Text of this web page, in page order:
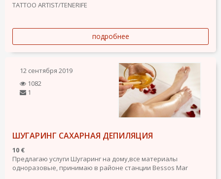
TATTOO ARTIST/TENERIFE
подробнее
12 сентября 2019
1082
1
ШУГАРИНГ САХАРНАЯ ДЕПИЛЯЦИЯ
10 €
Предлагаю услуги Шугаринг на дому,все материалы
одноразовые, принимаю в районе станции Bessos Mar